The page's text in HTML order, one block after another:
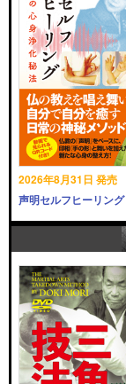
2026年8月31日 発売
声明セルフヒーリング